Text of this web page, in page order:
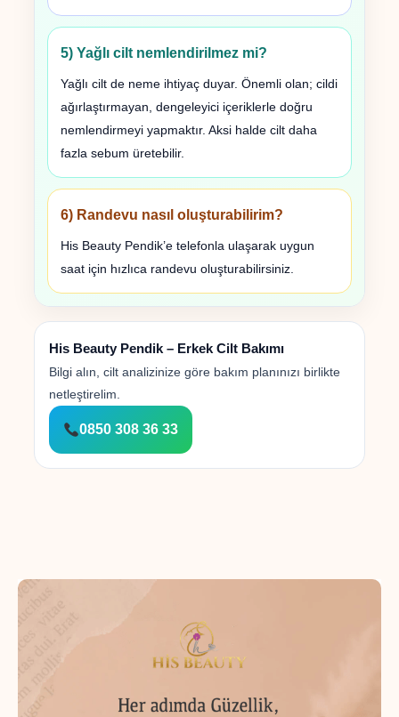
5) Yağlı cilt nemlendirilmez mi?
Yağlı cilt de neme ihtiyaç duyar. Önemli olan; cildi
ağırlaştırmayan, dengeleyici içeriklerle doğru
nemlendirmeyi yapmaktır. Aksi halde cilt daha
fazla sebum üretebilir.
6) Randevu nasıl oluşturabilirim?
His Beauty Pendik’e telefonla ulaşarak uygun
saat için hızlıca randevu oluşturabilirsiniz.
His Beauty Pendik – Erkek Cilt Bakımı
Bilgi alın, cilt analizinize göre bakım planınızı birlikte
netleştirelim.
0850 308 36 33